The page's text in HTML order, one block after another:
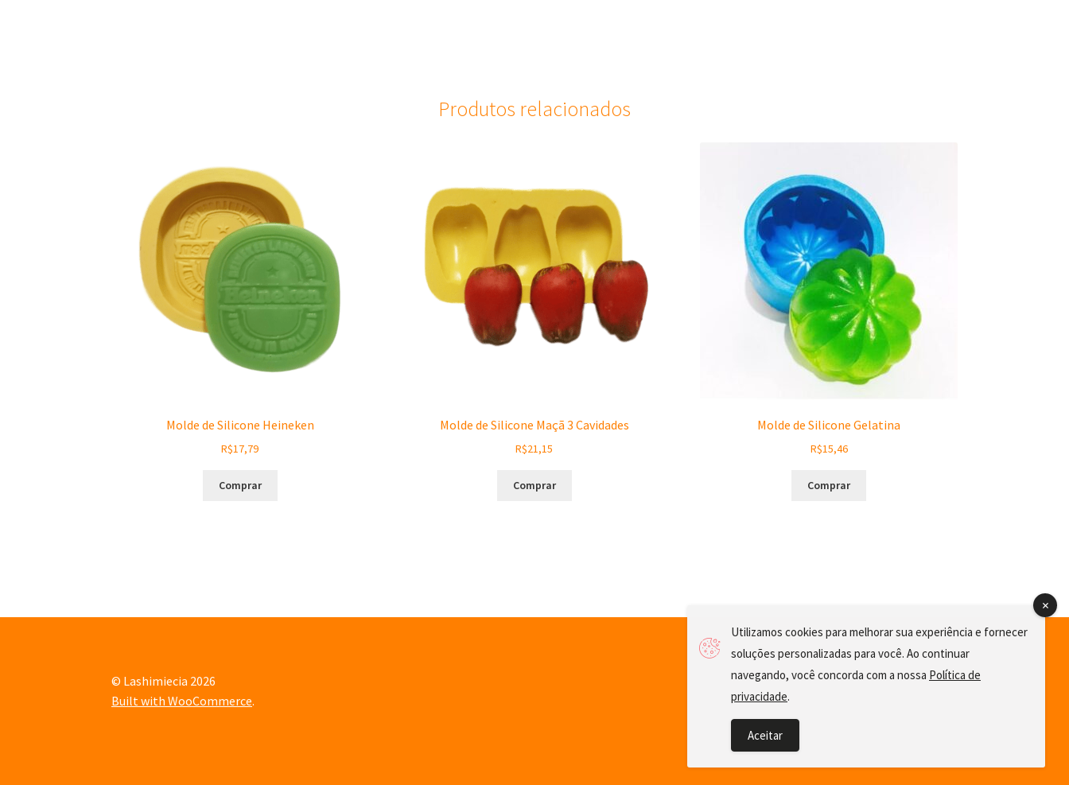
Produtos relacionados
Molde de Silicone Heineken
R$17,79
Comprar
Molde de Silicone Maçã 3 Cavidades
R$21,15
Comprar
Molde de Silicone Gelatina
R$15,46
Comprar
© Lashimiecia 2026
Built with WooCommerce.
Utilizamos cookies para melhorar sua experiência e fornecer
soluções personalizadas para você. Ao continuar
navegando, você concorda com a nossa Política de
privacidade.
Aceitar